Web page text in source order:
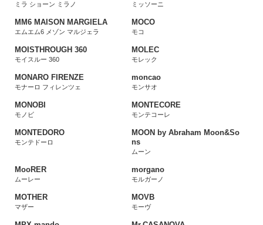
ミラ ショーン ミラノ ミッソーニ
MM6 MAISON MARGIELA
エムエム6 メゾン マルジェラ
MOCO
モコ
MOISTHROUGH 360
モイスルー 360
MOLEC
モレック
MONARO FIRENZE
モナーロ フィレンツェ
moncao
モンサオ
MONOBI
モノビ
MONTECORE
モンテコーレ
MONTEDORO
モンテドーロ
MOON by Abraham Moon&So
ns
ムーン
MooRER
ムーレー
morgano
モルガーノ
MOTHER
マザー
MOVB
モーヴ